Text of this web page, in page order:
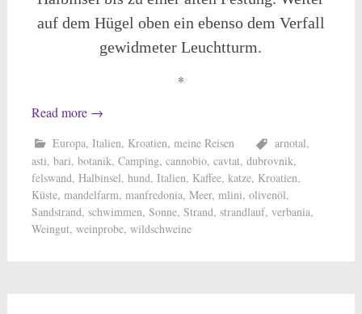
auf dem Hügel oben ein ebenso dem Verfall
gewidmeter Leuchtturm.
*
Read more →
Europa, Italien, Kroatien, meine Reisen arnotal,
asti, bari, botanik, Camping, cannobio, cavtat, dubrovnik,
felswand, Halbinsel, hund, Italien, Kaffee, katze, Kroatien,
Küste, mandelfarm, manfredonia, Meer, mlini, olivenöl,
Sandstrand, schwimmen, Sonne, Strand, strandlauf, verbania,
Weingut, weinprobe, wildschweine